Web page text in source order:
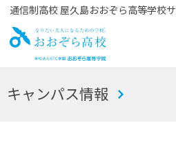
通信制高校 屋久島おおぞら高等学校
お
キャンパス情報